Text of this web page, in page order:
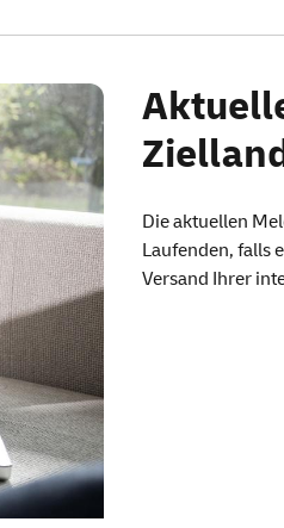
Die aktuellen
Laufenden, falls
Versand Ihrer